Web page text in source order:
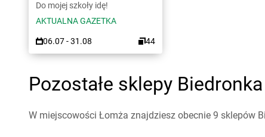
Do mojej szkoły idę!
AKTUALNA GAZETKA
06.07 - 31.08 44
Pozostałe sklepy
W miejscowości Łomża znajdziesz obecnie 9 sklepów